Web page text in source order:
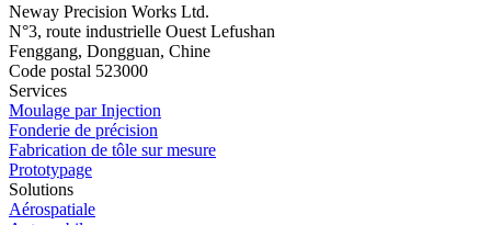
Neway Precision Works Ltd.
N°3, route industrielle Ouest Lefushan
Fenggang, Dongguan, Chine
Code postal 523000
Services
Moulage par Injection
Fonderie de précision
Fabrication de tôle sur mesure
Prototypage
Solutions
Aérospatiale